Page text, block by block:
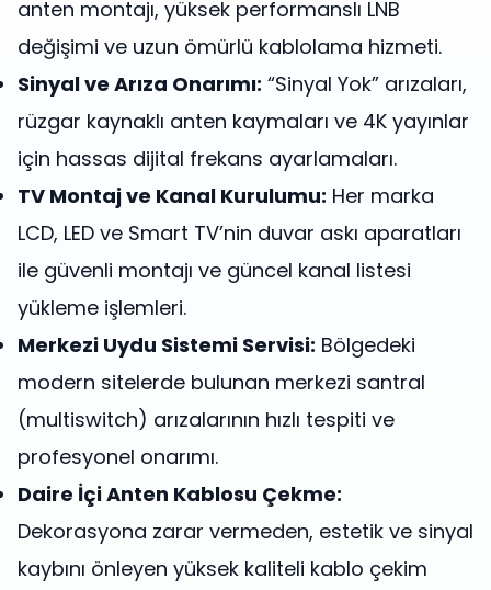
anten montajı, yüksek performanslı LNB
değişimi ve uzun ömürlü kablolama hizmeti.
Sinyal ve Arıza Onarımı: “Sinyal Yok” arızaları,
rüzgar kaynaklı anten kaymaları ve 4K yayınlar
için hassas dijital frekans ayarlamaları.
TV Montaj ve Kanal Kurulumu: Her marka
LCD, LED ve Smart TV’nin duvar askı aparatları
ile güvenli montajı ve güncel kanal listesi
yükleme işlemleri.
Merkezi Uydu Sistemi Servisi: Bölgedeki
modern sitelerde bulunan merkezi santral
(multiswitch) arızalarının hızlı tespiti ve
profesyonel onarımı.
Daire İçi Anten Kablosu Çekme:
Dekorasyona zarar vermeden, estetik ve sinyal
kaybını önleyen yüksek kaliteli kablo çekim